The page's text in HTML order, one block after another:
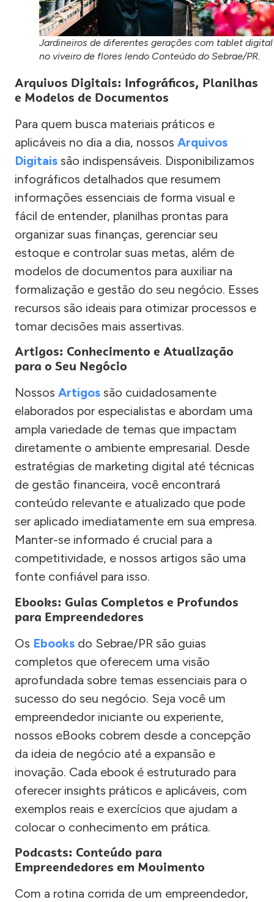
Jardineiros de diferentes gerações com tablet digital
no viveiro de flores lendo Conteúdo do Sebrae/PR.
Arquivos Digitais: Infográficos, Planilhas
e Modelos de Documentos
Para quem busca materiais práticos e
aplicáveis no dia a dia, nossos Arquivos
Digitais são indispensáveis. Disponibilizamos
infográficos detalhados que resumem
informações essenciais de forma visual e
fácil de entender, planilhas prontas para
organizar suas finanças, gerenciar seu
estoque e controlar suas metas, além de
modelos de documentos para auxiliar na
formalização e gestão do seu negócio. Esses
recursos são ideais para otimizar processos e
tomar decisões mais assertivas.
Artigos: Conhecimento e Atualização
para o Seu Negócio
Nossos Artigos são cuidadosamente
elaborados por especialistas e abordam uma
ampla variedade de temas que impactam
diretamente o ambiente empresarial. Desde
estratégias de marketing digital até técnicas
de gestão financeira, você encontrará
conteúdo relevante e atualizado que pode
ser aplicado imediatamente em sua empresa.
Manter-se informado é crucial para a
competitividade, e nossos artigos são uma
fonte confiável para isso.
Ebooks: Guias Completos e Profundos
para Empreendedores
Os Ebooks do Sebrae/PR são guias
completos que oferecem uma visão
aprofundada sobre temas essenciais para o
sucesso do seu negócio. Seja você um
empreendedor iniciante ou experiente,
nossos eBooks cobrem desde a concepção
da ideia de negócio até a expansão e
inovação. Cada ebook é estruturado para
oferecer insights práticos e aplicáveis, com
exemplos reais e exercícios que ajudam a
colocar o conhecimento em prática.
Podcasts: Conteúdo para
Empreendedores em Movimento
Com a rotina corrida de um empreendedor,